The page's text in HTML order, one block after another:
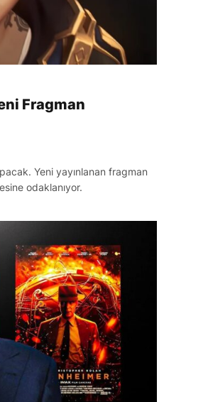
Fragman
Yeni yayınlanan fragman
odaklanıyor.